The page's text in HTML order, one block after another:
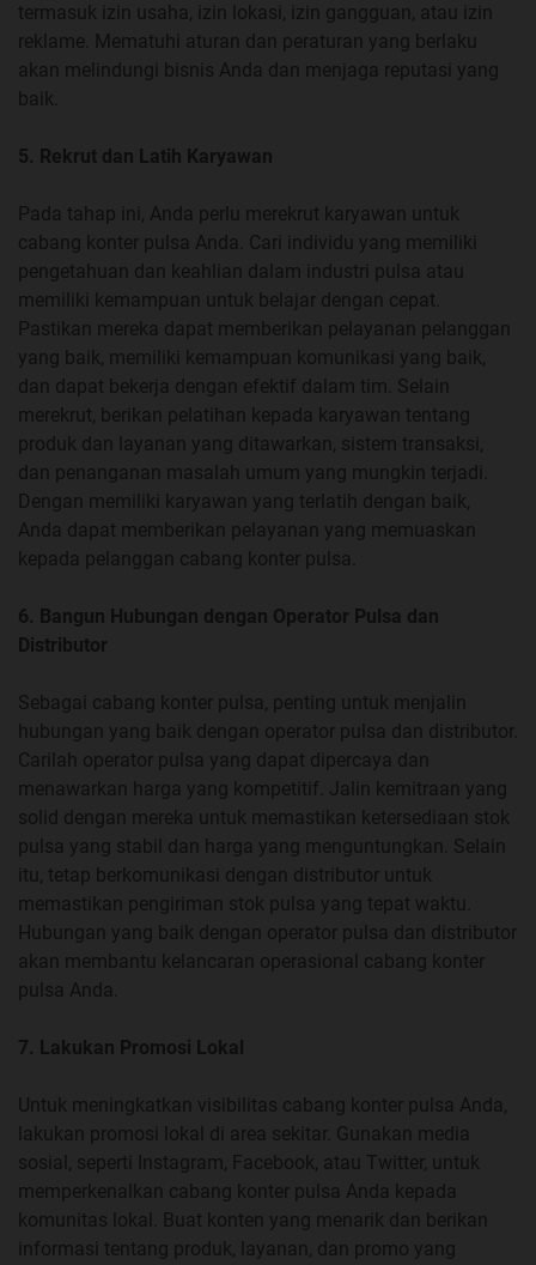
termasuk izin usaha, izin lokasi, izin gangguan, atau izin
reklame. Mematuhi aturan dan peraturan yang berlaku
akan melindungi bisnis Anda dan menjaga reputasi yang
baik.
5. Rekrut dan Latih Karyawan
Pada tahap ini, Anda perlu merekrut karyawan untuk
cabang konter pulsa Anda. Cari individu yang memiliki
pengetahuan dan keahlian dalam industri pulsa atau
memiliki kemampuan untuk belajar dengan cepat.
Pastikan mereka dapat memberikan pelayanan pelanggan
yang baik, memiliki kemampuan komunikasi yang baik,
dan dapat bekerja dengan efektif dalam tim. Selain
merekrut, berikan pelatihan kepada karyawan tentang
produk dan layanan yang ditawarkan, sistem transaksi,
dan penanganan masalah umum yang mungkin terjadi.
Dengan memiliki karyawan yang terlatih dengan baik,
Anda dapat memberikan pelayanan yang memuaskan
kepada pelanggan cabang konter pulsa.
6. Bangun Hubungan dengan Operator Pulsa dan
Distributor
Sebagai cabang konter pulsa, penting untuk menjalin
hubungan yang baik dengan operator pulsa dan distributor.
Carilah operator pulsa yang dapat dipercaya dan
menawarkan harga yang kompetitif. Jalin kemitraan yang
solid dengan mereka untuk memastikan ketersediaan stok
pulsa yang stabil dan harga yang menguntungkan. Selain
itu, tetap berkomunikasi dengan distributor untuk
memastikan pengiriman stok pulsa yang tepat waktu.
Hubungan yang baik dengan operator pulsa dan distributor
akan membantu kelancaran operasional cabang konter
pulsa Anda.
7. Lakukan Promosi Lokal
Untuk meningkatkan visibilitas cabang konter pulsa Anda,
lakukan promosi lokal di area sekitar. Gunakan media
sosial, seperti Instagram, Facebook, atau Twitter, untuk
memperkenalkan cabang konter pulsa Anda kepada
komunitas lokal. Buat konten yang menarik dan berikan
informasi tentang produk, layanan, dan promo yang